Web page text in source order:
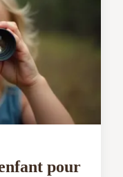
pour